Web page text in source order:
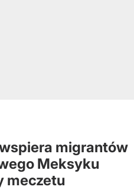
migrantów
Meksyku
meczetu